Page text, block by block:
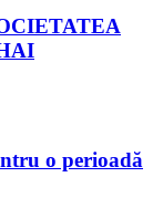
o perioadă